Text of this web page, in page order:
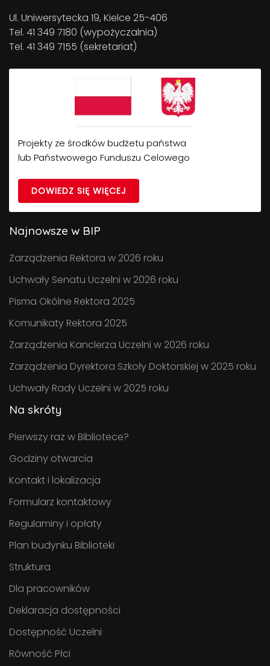
Ul. Uniwersytecka 19, Kielce 25-406
Tel. 41 349 7180 (wypożyczalnia)
Tel. 41 349 7155 (sekretariat)
Projekty ze środków budżetu państwa
lub Państwowego Funduszu Celowego
DOWIEDZ SIĘ WIĘCEJ
Najnowsze w BIP
Zarządzenia Rektora w 2026 roku
Uchwały Senatu Uczelni w 2026 roku
Pisma Okólne Rektora 2025
Komunikaty Rektora 2025
Zarządzenia Kanclerza Uczelni w 2026 roku
Zarządzenia Dyrektora Szkoły Doktorskiej w 2025 roku
Uchwały Rady Uczelni w 2025 roku
Na skróty
Pierwszy raz w Bibliotece?
Godziny otwarcia
Kontakt i lokalizacja
Formularz kontaktowy
Regulaminy i opłaty
Plan budynku Biblioteki
Struktura
Dla pracowników
Deklaracja dostępności
Dostępność Uczelni
Równość Płci